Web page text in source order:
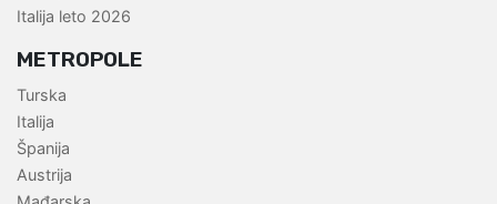
Italija leto 2026
METROPOLE
Turska
Italija
Španija
Austrija